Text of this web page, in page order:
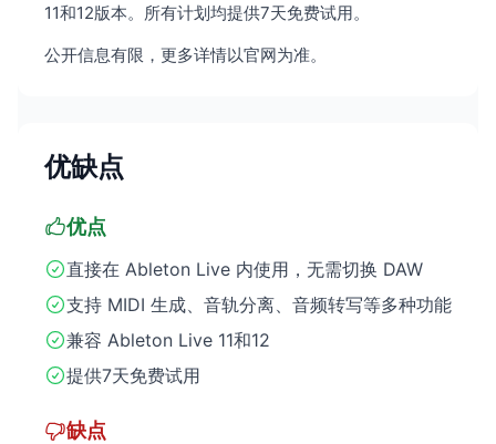
11和12版本。所有计划均提供7天免费试用。
公开信息有限，更多详情以官网为准。
优缺点
优点
直接在 Ableton Live 内使用，无需切换 DAW
支持 MIDI 生成、音轨分离、音频转写等多种功能
兼容 Ableton Live 11和12
提供7天免费试用
缺点